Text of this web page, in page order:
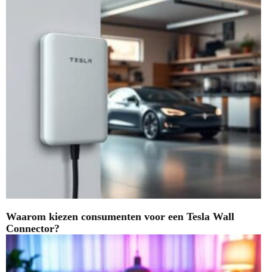
Waarom kiezen consumenten voor een Tesla Wall
Connector?